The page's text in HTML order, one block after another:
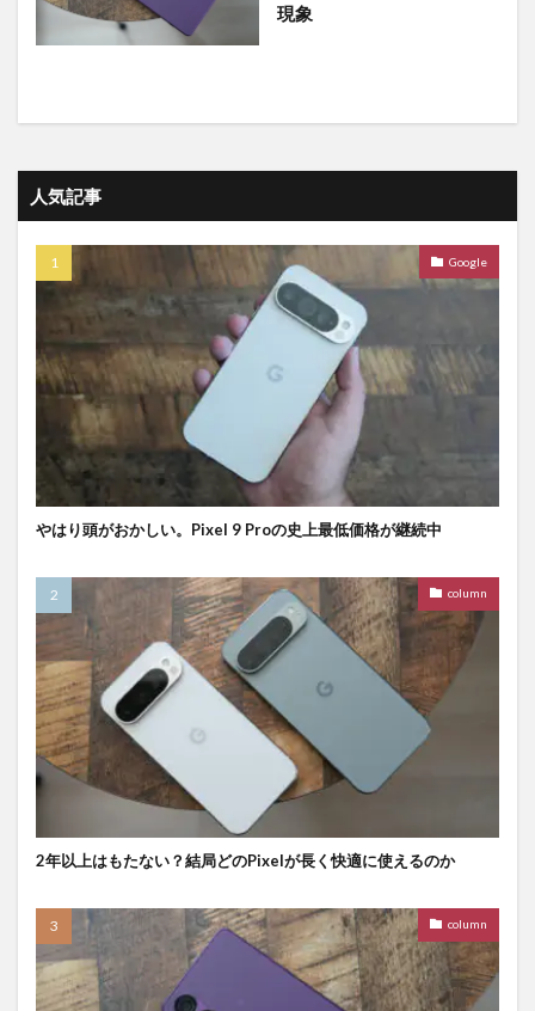
現象
人気記事
Google
やはり頭がおかしい。Pixel 9 Proの史上最低価格が継続中
column
2年以上はもたない？結局どのPixelが長く快適に使えるのか
column